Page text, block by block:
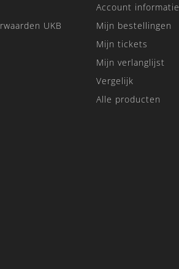
UKB
Account informatie
Mijn bestellingen
Mijn tickets
Mijn verlanglijst
Vergelijk
Alle producten